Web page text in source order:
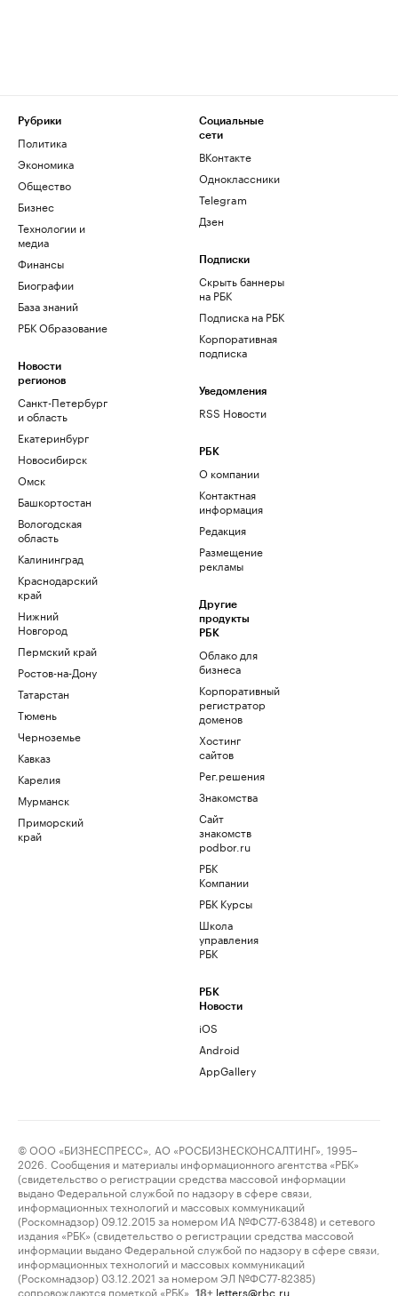
Рубрики
Политика
Экономика
Общество
Бизнес
Технологии и
медиа
Финансы
Биографии
База знаний
РБК Образование
Новости
регионов
Санкт-Петербург
и область
Екатеринбург
Новосибирск
Омск
Башкортостан
Вологодская
область
Калининград
Краснодарский
край
Нижний
Новгород
Пермский край
Ростов-на-Дону
Татарстан
Тюмень
Черноземье
Кавказ
Карелия
Мурманск
Приморский
край
Социальные
сети
ВКонтакте
Одноклассники
Telegram
Дзен
Подписки
Скрыть баннеры
на РБК
Подписка на РБК
Корпоративная
подписка
Уведомления
RSS Новости
РБК
О компании
Контактная
информация
Редакция
Размещение
рекламы
Другие
продукты
РБК
Облако для
бизнеса
Корпоративный
регистратор
доменов
Хостинг
сайтов
Рег.решения
Знакомства
Сайт
знакомств
podbor.ru
РБК
Компании
РБК Курсы
Школа
управления
РБК
РБК
Новости
iOS
Android
AppGallery
© ООО «БИЗНЕСПРЕСС», АО «РОСБИЗНЕСКОНСАЛТИНГ», 1995–
2026. Сообщения и материалы информационного агентства «РБК»
(свидетельство о регистрации средства массовой информации
выдано Федеральной службой по надзору в сфере связи,
информационных технологий и массовых коммуникаций
(Роскомнадзор) 09.12.2015 за номером ИА №ФС77-63848) и сетевого
издания «РБК» (свидетельство о регистрации средства массовой
информации выдано Федеральной службой по надзору в сфере связи,
информационных технологий и массовых коммуникаций
(Роскомнадзор) 03.12.2021 за номером ЭЛ №ФС77-82385)
сопровождаются пометкой «РБК».
18+ letters@rbc.ru